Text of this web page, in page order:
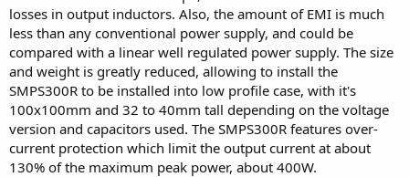
losses in output inductors. Also, the amount of EMI is much
less than any conventional power supply, and could be
compared with a linear well regulated power supply. The size
and weight is greatly reduced, allowing to install the
SMPS300R to be installed into low profile case, with it's
100x100mm and 32 to 40mm tall depending on the voltage
version and capacitors used. The SMPS300R features over-
current protection which limit the output current at about
130% of the maximum peak power, about 400W.